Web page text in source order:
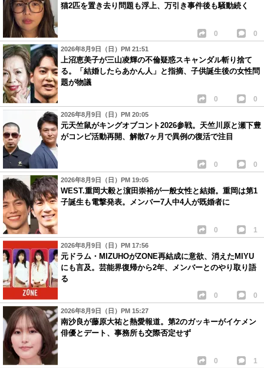
猫2匹を置き去り問題も浮上、万引き事件後も騒動続く
0 0
2026年8月9日（日）PM 21:51
上沼恵美子が三山凌輝の不倫疑惑スキャンダル斬り捨て
る。「結婚したらあかん人」と指摘、子供誕生後の女性問
題が物議
0 0
2026年8月9日（日）PM 20:05
元天竺鼠がキングオブコント2026参戦。天竺川原と瀬下豊
がコンビ活動再開、解散7ヶ月で異例の復活で注目
0 0
2026年8月9日（日）PM 19:05
WEST.重岡大毅と濵田崇裕が一般女性と結婚。重岡は第1
子誕生も電撃発表。メンバー7人中4人が既婚者に
0 1
2026年8月9日（日）PM 17:56
元ドラム・MIZUHOがZONE再結成に意欲、消えたMIYU
にも言及。芸能界復帰から2年、メンバーとのやり取り語
る
0 0
2026年8月9日（日）PM 15:27
南沙良が藤原大祐と熱愛報道。第2のガッキーがイケメン
俳優とデート、事務所も交際否定せず
0 1